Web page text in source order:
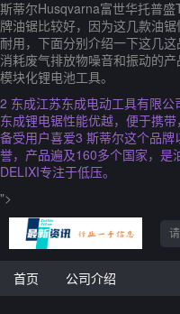
斯蒂尔Husqvarna富世华托普
牌油锯比较好，因为这几款油
耐用，下面分别介绍一下这几
消耗废气排放物噪音和振动的
模块化锂电池工具。
2 东成江苏东成电动工具有限
东成锂电锯性能优越，便于携
备受用户喜爱3 斯蒂尔这个品
誉，产品遍及160多个国家，是
DELIXI专注于低压。
">
首页 公司介绍